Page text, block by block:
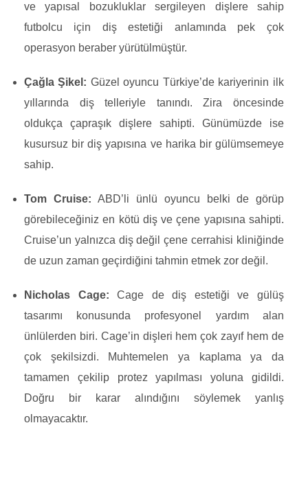
ve yapısal bozukluklar sergileyen dişlere sahip
futbolcu için diş estetiği anlamında pek çok
operasyon beraber yürütülmüştür.
Çağla Şikel: Güzel oyuncu Türkiye’de kariyerinin ilk
yıllarında diş telleriyle tanındı. Zira öncesinde
oldukça çapraşık dişlere sahipti. Günümüzde ise
kusursuz bir diş yapısına ve harika bir gülümsemeye
sahip.
Tom Cruise:ABD’li ünlü oyuncu belki de görüp
görebileceğiniz en kötü diş ve çene yapısına sahipti.
Cruise’un yalnızca diş değil çene cerrahisi kliniğinde
de uzun zaman geçirdiğini tahmin etmek zor değil.
Nicholas Cage:Cage de diş estetiği ve gülüş
tasarımı konusunda profesyonel yardım alan
ünlülerden biri. Cage’in dişleri hem çok zayıf hem de
çok şekilsizdi. Muhtemelen ya kaplama ya da
tamamen çekilip protez yapılması yoluna gidildi.
Doğru bir karar alındığını söylemek yanlış
olmayacaktır.